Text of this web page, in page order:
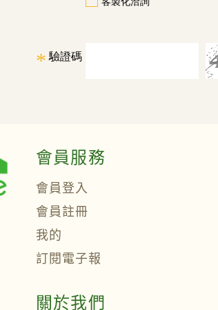
* 驗證碼
會員服務
會員登入
會員註冊
我的
訂閱電子報
關於我們